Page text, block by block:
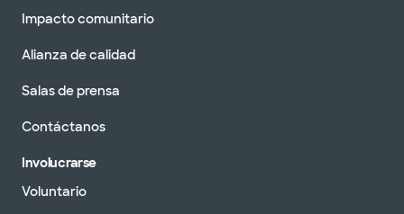
Impacto comunitario
Alianza de calidad
Salas de prensa
Contáctanos
Involucrarse
Voluntario